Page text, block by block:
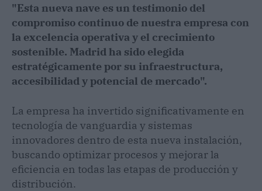
"Esta nueva nave es un testimonio del
compromiso continuo de nuestra empresa con
la excelencia operativa y el crecimiento
sostenible. Madrid ha sido elegida
estratégicamente por su infraestructura,
accesibilidad y potencial de mercado".
La empresa ha invertido significativamente en
tecnología de vanguardia y sistemas
innovadores dentro de esta nueva instalación,
buscando optimizar procesos y mejorar la
eficiencia en todas las etapas de producción y
distribución.